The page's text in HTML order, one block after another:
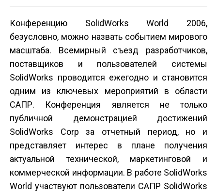
Конференцию SolidWorks World 2006,
безусловно, можно назвать событием мирового
масштаба. Всемирный съезд разработчиков,
поставщиков и пользователей системы
SolidWorks проводится ежегодно и становится
одним из ключевых мероприятий в области
САПР. Конференция является не только
публичной демонстрацией достижений
SolidWorks Corp за отчетный период, но и
представляет интерес в плане получения
актуальной технической, маркетинговой и
коммерческой информации. В работе SolidWorks
World участвуют пользователи САПР SolidWorks